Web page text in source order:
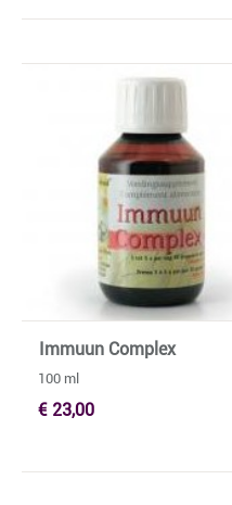
Immuun Complex
100 ml
€ 23,00